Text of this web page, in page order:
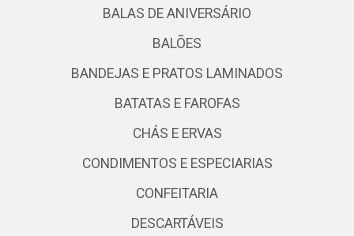
BALAS DE ANIVERSÁRIO
BALÕES
BANDEJAS E PRATOS LAMINADOS
BATATAS E FAROFAS
CHÁS E ERVAS
CONDIMENTOS E ESPECIARIAS
CONFEITARIA
DESCARTÁVEIS